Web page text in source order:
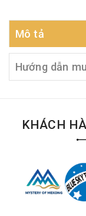
Mô tả
Hướng dẫn
KHÁCH